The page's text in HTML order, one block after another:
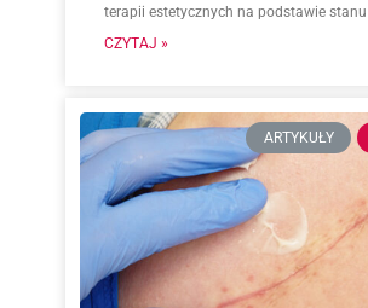
terapii estetycznych na podstawie stanu
CZYTAJ »
ARTYKUŁY